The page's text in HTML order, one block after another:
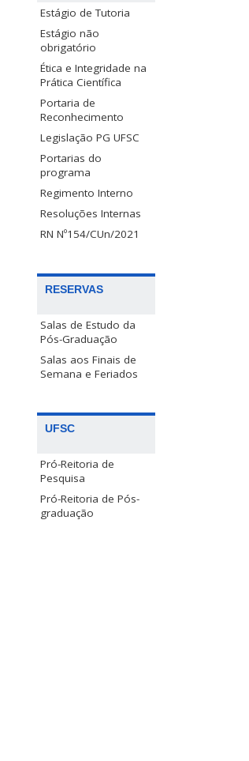
Estágio de Tutoria
Estágio não
obrigatório
Ética e Integridade na
Prática Científica
Portaria de
Reconhecimento
Legislação PG UFSC
Portarias do
programa
Regimento Interno
Resoluções Internas
RN Nº154/CUn/2021
RESERVAS
Salas de Estudo da
Pós-Graduação
Salas aos Finais de
Semana e Feriados
UFSC
Pró-Reitoria de
Pesquisa
Pró-Reitoria de Pós-
graduação